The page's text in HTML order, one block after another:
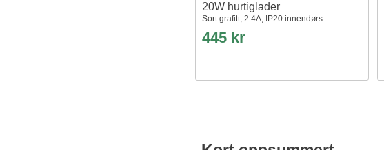
20W hurtiglader
Sort grafitt, 2.4A, IP20 innendørs
445 kr